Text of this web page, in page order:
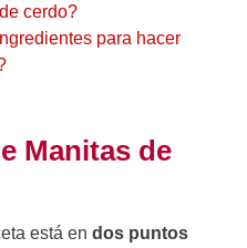
cerdo?
para hacer
Manitas de
está en dos puntos